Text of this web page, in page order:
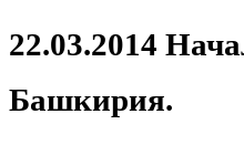
22.03.2014
Башкирия.